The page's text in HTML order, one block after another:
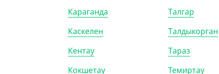
OneClick, 250 мл,
6 380
(127.60
Салатник OneClick, 1250 мл,
Караганда
Каскелен
Кентау
Кокшетау
Талгар
Талдыкорган
Тараз
Темиртау